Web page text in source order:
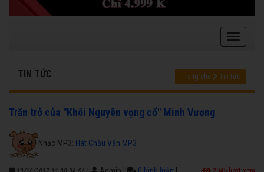
TIN TỨC Trang chủ Tin tức
Trăn trở của "Khôi Nguyên vọng cổ" Minh Vương
Nhạc MP3: Hát Chầu Văn MP3